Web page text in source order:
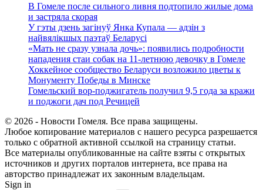
В Гомеле после сильного ливня подтопило жилые дома
и застряла скорая
У гэты дзень загінуў Янка Купала — адзін з
найвялікшых паэтаў Беларусі
«Мать не сразу узнала дочь»: появились подробности
нападения стаи собак на 11-летнюю девочку в Гомеле
Хоккейное сообщество Беларуси возложило цветы к
Монументу Победы в Минске
Гомельский вор-поджигатель получил 9,5 года за кражи
и поджоги дач под Речицей
© 2026 - Новости Гомеля. Все права защищены.
Любое копирование материалов с нашего ресурса разрешается
только с обратной активной ссылкой на страницу статьи.
Все материалы опубликованные на сайте взяты с открытых
источников и других порталов интернета, все права на
авторство принадлежат их законным владельцам.
Sign in